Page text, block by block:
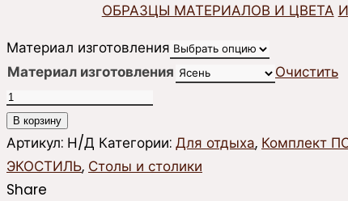
ОБРАЗЦЫ МАТЕРИАЛОВ И ЦВЕТА
Материал изготовления
Материал изготовления
Очистить
Количество
товара
Столик
придиванный
ПОДКОВА
В корзину
Артикул: Н/Д Категории: Для отдыха, Комплект
ЭКОСТИЛЬ, Столы и столики
Share